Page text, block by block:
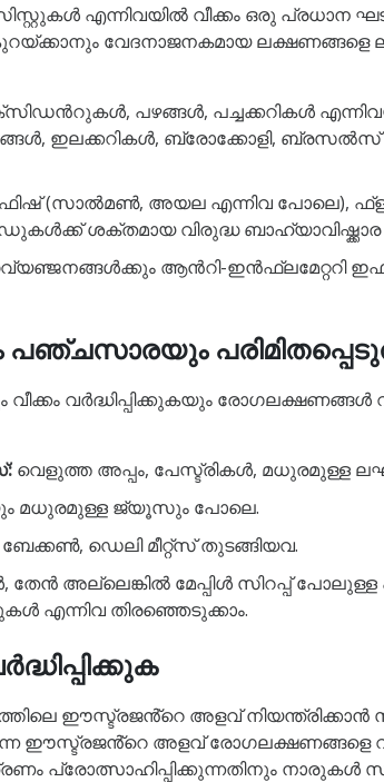
എന്നിവയിൽ വീക്കം ഒരു പ്രധാന
വേദനാജനകമായ
പഴങ്ങൾ, പച്ചക്കറികൾ
ഇലക്കറികൾ, ബ്രോക്കോളി,
ഫിഷ് (സാൽമൺ, അയല എന്നിവ പോലെ),
ശക്തമായ വിരുദ്ധ
ആൻറി-ഇൻഫ്ലമേറ്ററി
പഞ്ചസാരയും
വർദ്ധിപ്പിക്കുകയും
വെളുത്ത അപ്പം, പേസ്ട്രികൾ, മധുരമുള്ള
മധുരമുള്ള ജ്യൂസും പോലെ.
ഡെലി മീറ്റ്സ് തുടങ്ങിയവ.
അല്ലെങ്കിൽ മേപ്പിൾ സിറപ്പ്
എന്നിവ തിരഞ്ഞെടുക്കാം.
ഈസ്ട്രജൻ്റെ അളവ്
ഈസ്ട്രജൻ്റെ അളവ്
പ്രോത്സാഹിപ്പിക്കുന്നതിനും നാരുകൾ